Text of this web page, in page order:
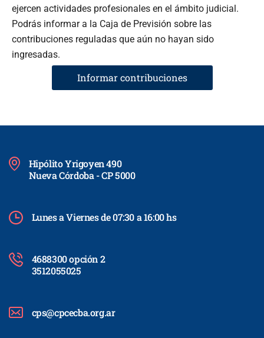
ejercen actividades profesionales en el ámbito judicial.
Podrás informar a la Caja de Previsión sobre las
contribuciones reguladas que aún no hayan sido
ingresadas.
Informar contribuciones
Hipólito Yrigoyen 490
Nueva Córdoba - CP 5000
Lunes a Viernes de 07:30 a 16:00 hs
4688300 opción 2
3512055025
cps@cpcecba.org.ar